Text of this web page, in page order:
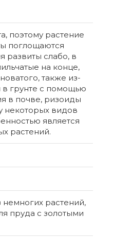
поэтому растение
поглощаются
развиты слабо, в
на конце,
также из-
в грунте с помощью
в почве, ризоиды
некоторых видов
является
растений.
растений,
пруда с золотыми
синий металлик (Poecilia
найти человека,
Это одна из самых
и